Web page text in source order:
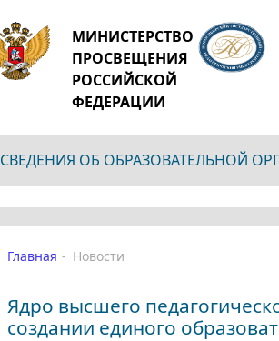
МИНИСТЕРСТВО
ПРОСВЕЩЕНИЯ
РОССИЙСКОЙ
ФЕДЕРАЦИИ
СВЕДЕНИЯ ОБ ОБРАЗОВАТЕЛЬНОЙ
Главная Новости
Ядро высшего
создании единого